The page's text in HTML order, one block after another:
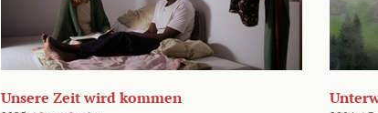
Unsere Zeit wird kommen